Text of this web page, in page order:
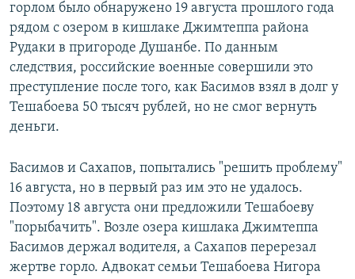
горлом было обнаружено 19 августа прошлого года
рядом с озером в кишлаке Джимтеппа района
Рудаки в пригороде Душанбе. По данным
следствия, российские военные совершили это
преступление после того, как Басимов взял в долг у
Тешабоева 50 тысяч рублей, но не смог вернуть
деньги.
Басимов и Сахапов, попытались "решить проблему"
16 августа, но в первый раз им это не удалось.
Поэтому 18 августа они предложили Тешабоеву
"порыбачить". Возле озера кишлака Джимтеппа
Басимов держал водителя, а Сахапов перерезал
жертве горло. Адвокат семьи Тешабоева Нигора